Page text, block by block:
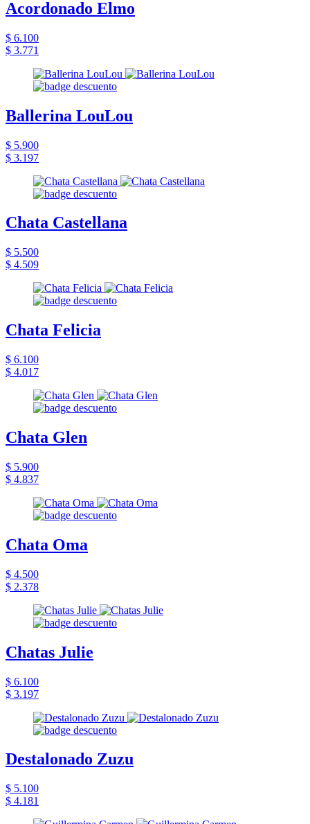
Acordonado Elmo
$ 6.100
$ 3.771
Ballerina LouLou
$ 5.900
$ 3.197
Chata Castellana
$ 5.500
$ 4.509
Chata Felicia
$ 6.100
$ 4.017
Chata Glen
$ 5.900
$ 4.837
Chata Oma
$ 4.500
$ 2.378
Chatas Julie
$ 6.100
$ 3.197
Destalonado Zuzu
$ 5.100
$ 4.181